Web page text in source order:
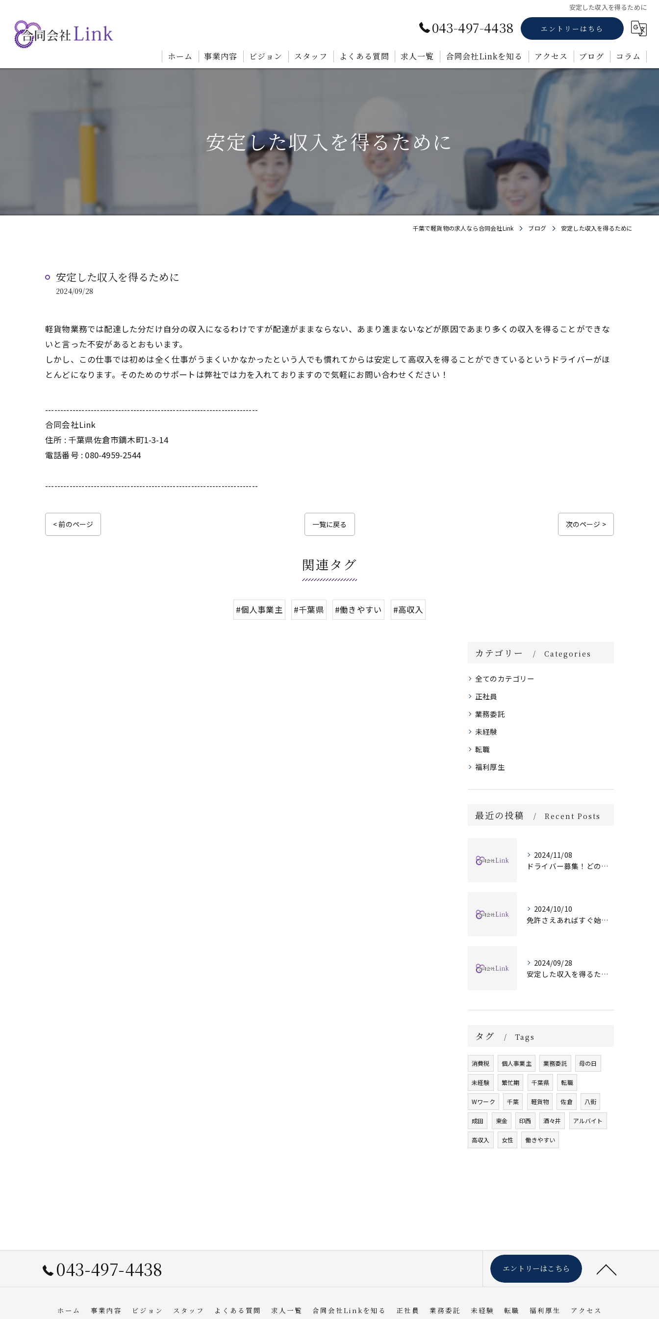
安定した収入を得るために
043-497-4438 エントリーはちら
ホーム 事業内容 ビジョン スタッフ よくある質問 求人一覧 合同会社Linkを知る アクセス ブログ コラム
安定した収入を得るために
千葉で軽貨物の求人なら合同会社Link ブログ 安定した収入を得るために
安定した収入を得るために
2024/09/28
軽貨物業務では配達した分だけ自分の収入になるわけですが配達がままならない、あまり進まないなどが原因であまり多くの収入を得ることができな
いと言った不安があるとおもいます。
しかし、この仕事では初めは全く仕事がうまくいかなかったという人でも慣れてからは安定して高収入を得ることができているというドライバーがほ
とんどになります。そのためのサポートは弊社では力を入れておりますので気軽にお問い合わせください！
----------------------------------------------------------------------
合同会社Link
住所 : 千葉県佐倉市鏑木町1-3-14
電話番号 : 080-4959-2544
----------------------------------------------------------------------
< 前のページ 一覧に戻る 次のページ >
関連タグ
#個人事業主 #千葉県 #働きやすい #高収入
カテゴリー Categories
全てのカテゴリー
正社員
業務委託
未経験
転職
福利厚生
最近の投稿 Recent Posts
2024/11/08
ドライバー募集！どのような時間帯でも対応可能です！
2024/10/10
免許さえあればすぐ始められます！
2024/09/28
安定した収入を得るために
タグ Tags
消費税 個人事業主 業務委託 母の日
未経験 繁忙期 千葉県 転職
Wワーク 千葉 軽貨物 佐倉 八街
成田 東金 印西 酒々井 アルバイト
高収入 女性 働きやすい
043-497-4438 エントリーはこちら
ホーム 事業内容 ビジョン スタッフ よくある質問 求人一覧 合同会社Linkを知る 正社員 業務委託 未経験 転職 福利厚生 アクセス